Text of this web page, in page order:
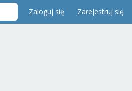
Zaloguj się Zarejestruj się